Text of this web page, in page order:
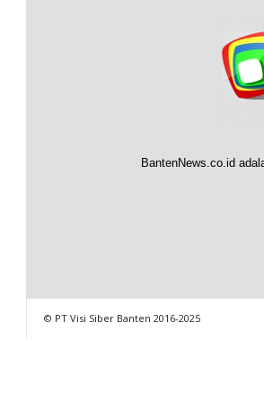
BantenNews.co.id
© PT Visi Siber Banten 2016-2025